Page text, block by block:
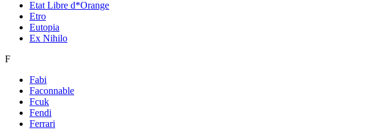
Etat Libre d*Orange
Etro
Eutopia
Ex Nihilo
F
Fabi
Faconnable
Fcuk
Fendi
Ferrari